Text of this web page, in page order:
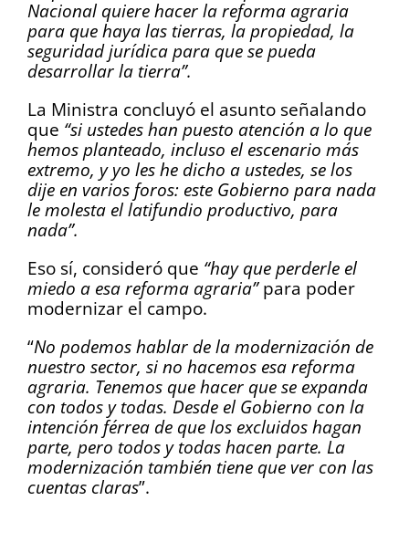
Nacional quiere hacer la reforma agraria
para que haya las tierras, la propiedad, la
seguridad jurídica para que se pueda
desarrollar la tierra”.
La Ministra concluyó el asunto señalando
que “si ustedes han puesto atención a lo que
hemos planteado, incluso el escenario más
extremo, y yo les he dicho a ustedes, se los
dije en varios foros: este Gobierno para nada
le molesta el latifundio productivo, para
nada”.
Eso sí, consideró que “hay que perderle el
miedo a esa reforma agraria” para poder
modernizar el campo.
“No podemos hablar de la modernización de
nuestro sector, si no hacemos esa reforma
agraria. Tenemos que hacer que se expanda
con todos y todas. Desde el Gobierno con la
intención férrea de que los excluidos hagan
parte, pero todos y todas hacen parte. La
modernización también tiene que ver con las
cuentas claras”.